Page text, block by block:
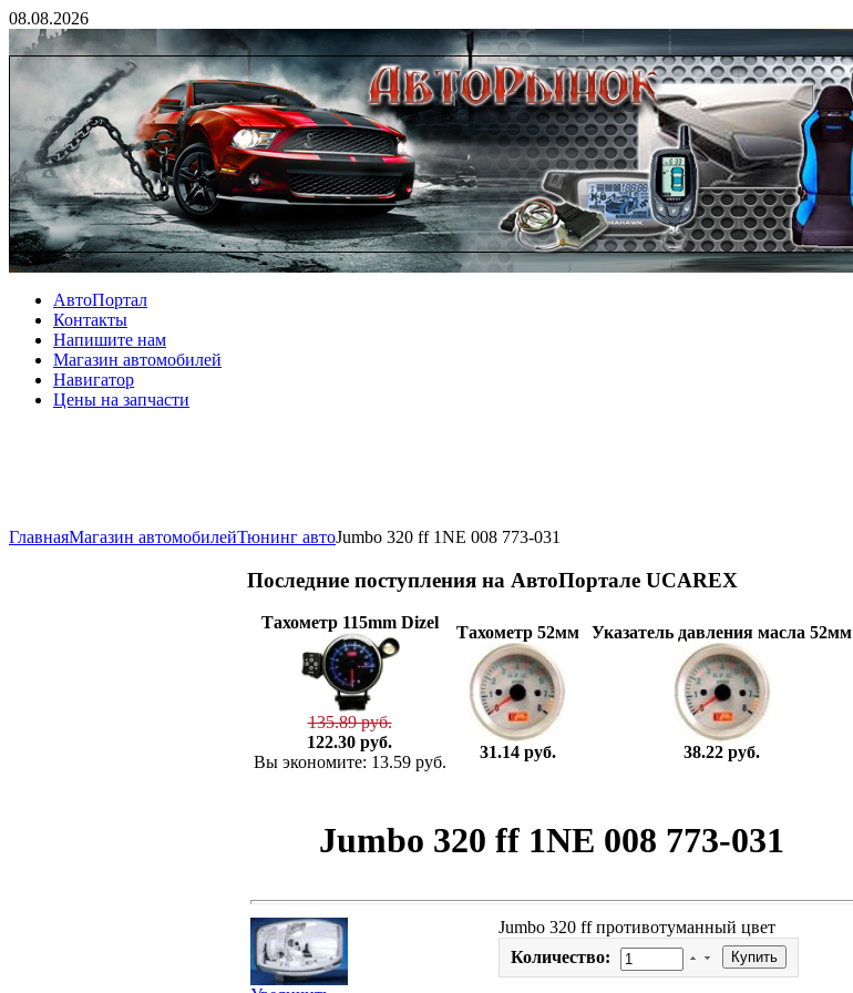
08.08.2026
АвтоПортал
Контакты
Напишите нам
Магазин автомобилей
Навигатор
Цены на запчасти
ГлавнаяМагазин автомобилейТюнинг автоJumbo 320 ff 1NE 008 773-031
Последние поступления на АвтоПортале UCAREX
Тахометр 115mm Dizel
135.89 руб.
122.30 руб.
Вы экономите: 13.59 руб.
Тахометр 52мм
31.14 руб.
Указатель давления масла 52мм
38.22 руб.
Jumbo 320 ff 1NE 008 773-031
Jumbo 320 ff противотуманный цвет
Количество: